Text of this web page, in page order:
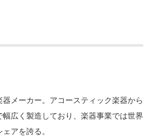
メーカー。アコースティック楽器から
幅広く製造しており、楽器事業では世界
アを誇る。